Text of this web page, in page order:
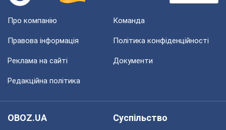
Про компанію Команда
Правова інформація Політика конфіденційності
Реклама на сайті Документи
Редакційна політика
OBOZ.UA
Суспільство